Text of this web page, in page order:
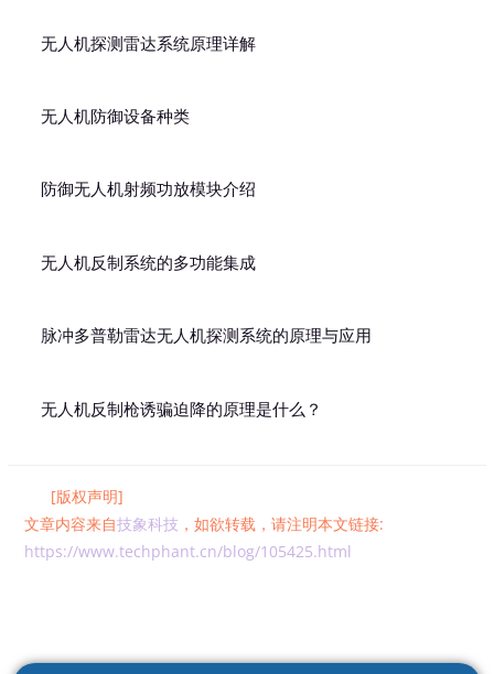
无人机探测雷达系统原理详解
无人机防御设备种类
防御无人机射频功放模块介绍
无人机反制系统的多功能集成
脉冲多普勒雷达无人机探测系统的原理与应用
无人机反制枪诱骗迫降的原理是什么？
[版权声明]
文章内容来自技象科技 ，如欲转载，请注明本文链接:
https://www.techphant.cn/blog/105425.html